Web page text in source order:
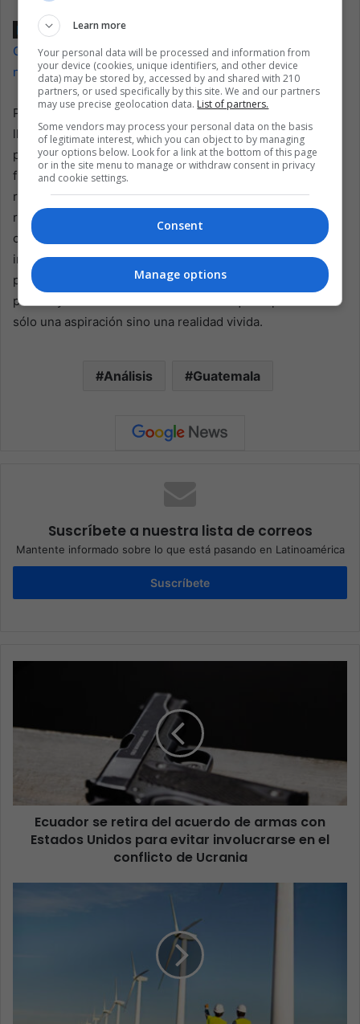
Lea también: Develando la enigmática epidemia de
Guatemala: la búsqueda para descifrar un enigma
neurológico
Por lo tanto, la marcha en Guatemala no es sólo un
llamado a la acción para una nación, sino un recordatorio
para toda América Latina de la necesidad de cumplir
firmemente las promesas de los acuerdos de paz. Es un
reconocimiento de que el ciclo de violencia sólo puede
romperse mediante un compromiso colectivo con la
curación, la rendición de cuentas y la búsqueda
inquebrantable de la justicia. Sólo entonces la región
podrá esperar superar las sombras de su tumultuoso
pasado y avanzar hacia un futuro en el que la paz no sea
sólo una aspiración sino una realidad vivida.
Análisis Guatemala
Suscríbete a nuestra lista de correos
Mantente informado sobre lo que está pasando en Latinoamérica
Suscríbete
Ecuador se retira del acuerdo de armas con
Estados Unidos para evitar involucrarse en el
conflicto de Ucrania
Learn more
Your personal data will be processed and information from
your device (cookies, unique identifiers, and other device
data) may be stored by, accessed by and shared with 210
partners, or used specifically by this site. We and our partners
may use precise geolocation data. List of partners.
Some vendors may process your personal data on the basis
of legitimate interest, which you can object to by managing
your options below. Look for a link at the bottom of this page
or in the site menu to manage or withdraw consent in privacy
and cookie settings.
Consent
Manage options